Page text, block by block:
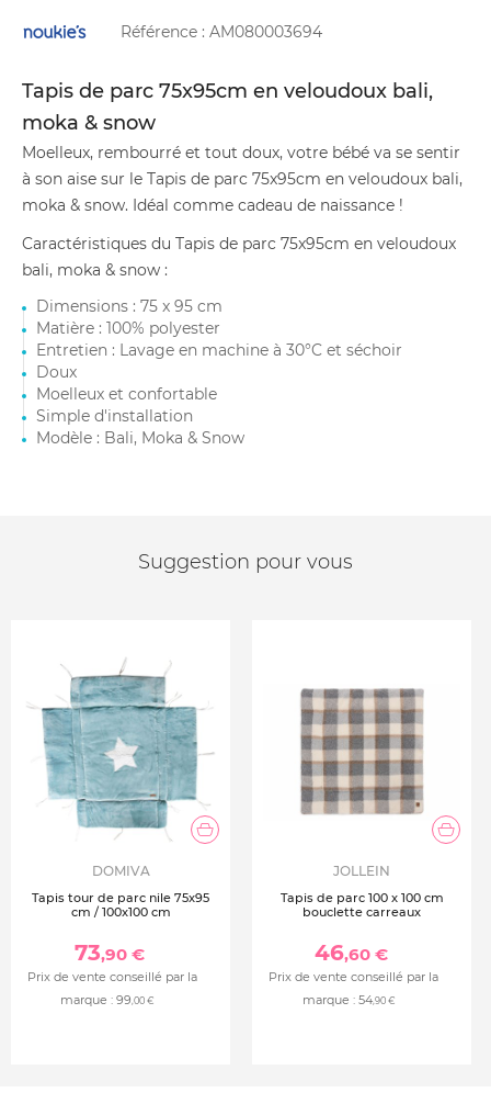
Référence : AM080003694
Tapis de parc 75x95cm en veloudoux bali,
moka & snow
Moelleux, rembourré et tout doux, votre bébé va se sentir
à son aise sur le Tapis de parc 75x95cm en veloudoux bali,
moka & snow. Idéal comme cadeau de naissance !
Caractéristiques du Tapis de parc 75x95cm en veloudoux
bali, moka & snow :
Dimensions : 75 x 95 cm
Matière : 100% polyester
Entretien : Lavage en machine à 30°C et séchoir
Doux
Moelleux et confortable
Simple d'installation
Modèle : Bali, Moka & Snow
Suggestion pour vous
DOMIVA
Tapis tour de parc nile 75x95
cm / 100x100 cm
73,90 €
Prix de vente conseillé par la
marque : 99,00 €
JOLLEIN
Tapis de parc 100 x 100 cm
bouclette carreaux
46,60 €
Prix de vente conseillé par la
marque : 54,90 €